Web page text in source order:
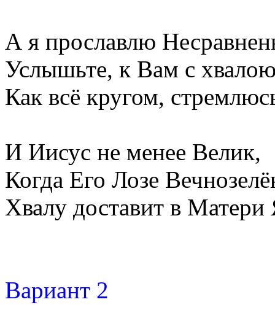
А я прославлю
Услышьте, к Вам с
Как всё кругом,
И Иисус не менее Велик,
Когда Его Лозе
Хвалу доставит в Матери
Вариант 2